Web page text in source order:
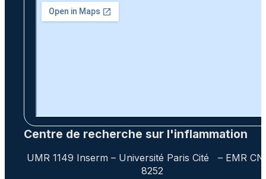
Centre de recherche sur l'inflammation
UMR 1149 Inserm – Université Paris Cité – EMR
8252